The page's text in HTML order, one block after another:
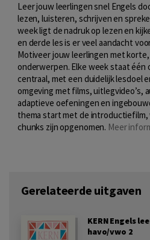
Leer jouw leerlingen snel Engels
lezen, luisteren, schrijven en
week ligt de nadruk op lezen en
en derde les is er veel aandacht
Motiveer jouw leerlingen met
onderwerpen. Elke week staat één
centraal, met een duidelijk lesdoel
omgeving met films, uitlegvideo’s,
adaptieve oefeningen en
thema start met de introductiefilm,
chunks zijn opgenomen. Meer
Gerelateerde uitgaven
KERN Engels
havo/vwo 2